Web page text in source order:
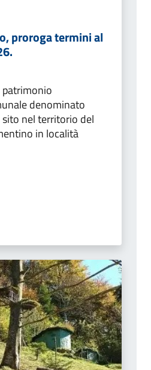
proroga termini al
patrimonio
denominato
sito nel territorio del
in località